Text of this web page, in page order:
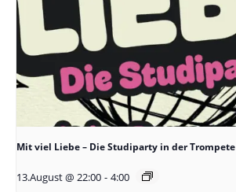
Mit viel Liebe – Die Studiparty in der Trompete
13.August @ 22:00 - 4:00